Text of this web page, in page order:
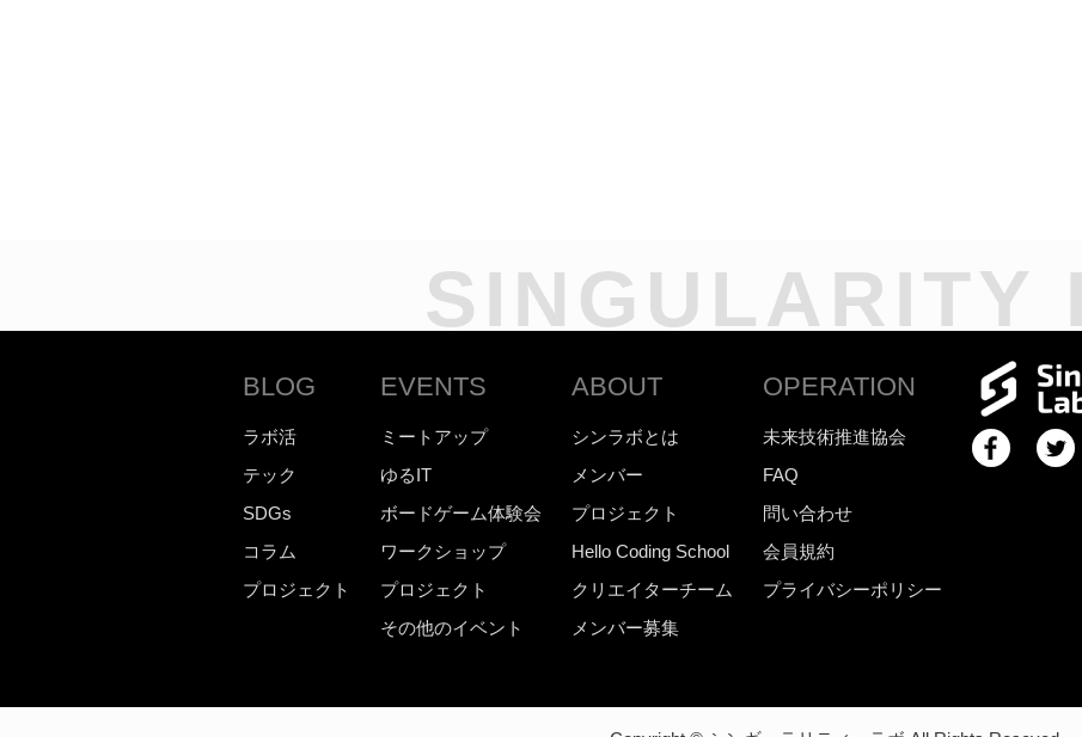
SINGULARITY
BLOG
ラボ活
テック
SDGs
コラム
プロジェクト
EVENTS
ミートアップ
ゆるIT
ボードゲーム体験会
ワークショップ
プロジェクト
その他のイベント
ABOUT
シンラボとは
メンバー
プロジェクト
Hello Coding School
クリエイターチーム
メンバー募集
OPERATION
未来技術推進協会
FAQ
問い合わせ
会員規約
プライバシーポリシー